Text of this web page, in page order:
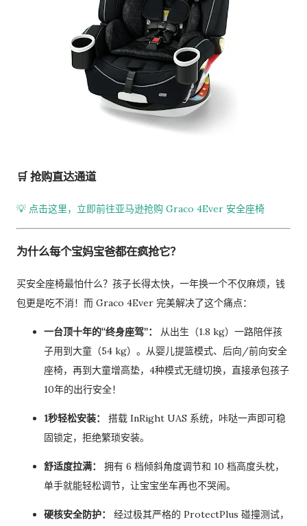
🛒 抢购直达通道
💡 点击这里，立即前往亚马逊抢购 Graco 4Ever 安全座椅
为什么每个宝妈宝爸都在疯抢它？
买安全座椅最怕什么？孩子长得太快，一年换一个不仅麻烦，钱
包更是吃不消！而 Graco 4Ever 完美解决了这个痛点：
一台顶十年的“终身座驾”：
从出生（1.8 kg）一路陪伴孩
子用到大童（54 kg）。从婴儿提篮模式、后向/前向安全
座椅，再到大童增高垫，4种模式无缝切换，直接承包孩子
10年的出行安全！
1秒轻松安装：
搭载 InRight UAS 系统，咔哒一声即可稳
固锁定，拒绝繁琐安装。
舒适度拉满：
拥有 6 档倾斜角度调节和 10 档高度头枕，
单手就能轻松调节，让宝宝坐车再也不哭闹。
硬核安全防护：
经过极其严格的 ProtectPlus 碰撞测试，